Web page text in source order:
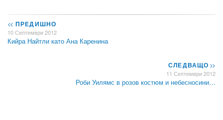
<< ПРЕДИШНО
10 Септември 2012
Кийра Найтли като Ана Каренина
СЛЕДВАЩО>>
11 Септември 2012
Роби Уилямс в розов костюм и небесносини…